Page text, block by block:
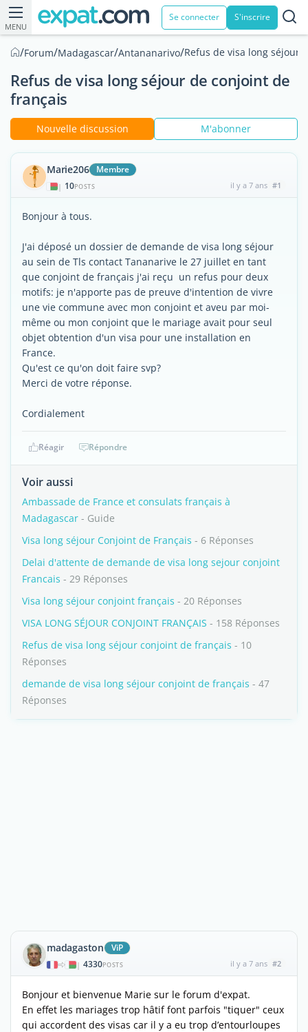
MENU
Se connecter S'inscrire
/Forum/Madagascar/Antananarivo/Refus de visa long séjour
Refus de visa long séjour de conjoint de
français
Nouvelle discussion M'abonner
Marie206 Membre
| 10POSTS il y a 7 ans #1
Bonjour à tous.
J'ai déposé un dossier de demande de visa long séjour
au sein de Tls contact Tananarive le 27 juillet en tant
que conjoint de français j'ai reçu un refus pour deux
motifs: je n'apporte pas de preuve d'intention de vivre
une vie commune avec mon conjoint et aveu par moi-
même ou mon conjoint que le mariage avait pour seul
objet obtention d'un visa pour une installation en
France.
Qu'est ce qu'on doit faire svp?
Merci de votre réponse.
Cordialement
Réagir Répondre
Voir aussi
Ambassade de France et consulats français à
Madagascar - Guide
Visa long séjour Conjoint de Français - 6 Réponses
Delai d'attente de demande de visa long sejour conjoint
Francais - 29 Réponses
Visa long séjour conjoint français - 20 Réponses
VISA LONG SÉJOUR CONJOINT FRANÇAIS - 158 Réponses
Refus de visa long séjour conjoint de français - 10
Réponses
demande de visa long séjour conjoint de français - 47
Réponses
madagaston ViP
| 4330POSTS il y a 7 ans #2
Bonjour et bienvenue Marie sur le forum d'expat.
En effet les mariages trop hâtif font parfois "tiquer" ceux
qui accordent des visas car il y a eu trop d’entourloupes